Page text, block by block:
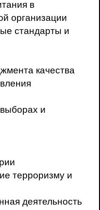
в
организации
стандарты и
качества
и
терроризму и
деятельность